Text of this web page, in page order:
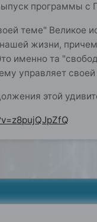
программы с
теме" Великое
жизни,
именно та
управляет
этой